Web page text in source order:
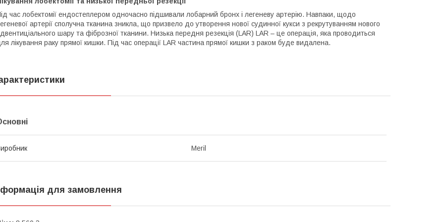
час лобектомії ендостеплером одночасно підшивали лобарний бронх і легеневу артерію. Навпаки, щодо
артерії сполучна тканина зникла, що призвело до утворення нової судинної кукси з рекрутуванням нового
шару та фіброзної тканини. Низька передня резекція (LAR) LAR – це операція, яка проводиться
лікування раку прямої кишки. Під час операції LAR частина прямої кишки з раком буде видалена.
Meril
для замовлення